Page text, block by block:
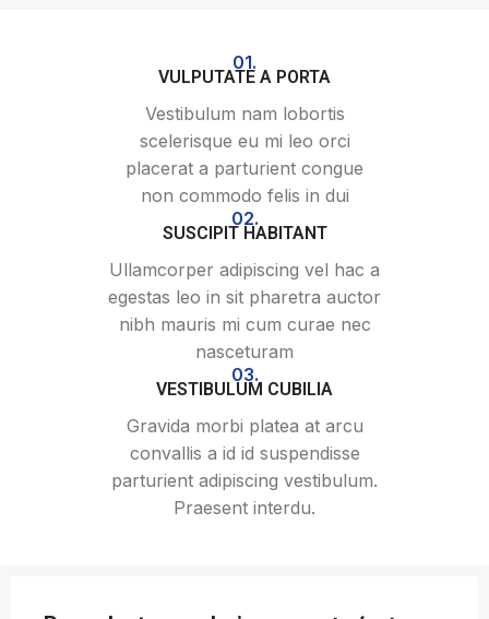
01.
VULPUTATE A PORTA
Vestibulum nam lobortis
scelerisque eu mi leo orci
placerat a parturient congue
non commodo felis in dui
02.
SUSCIPIT HABITANT
Ullamcorper adipiscing vel hac a
egestas leo in sit pharetra auctor
nibh mauris mi cum curae nec
nasceturam
03.
VESTIBULUM CUBILIA
Gravida morbi platea at arcu
convallis a id id suspendisse
parturient adipiscing vestibulum.
Praesent interdu.